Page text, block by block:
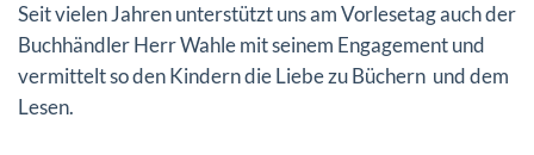
Seit vielen Jahren unterstützt uns am Vorlesetag auch der
Buchhändler Herr Wahle mit seinem Engagement und
vermittelt so den Kindern die Liebe zu Büchern und dem
Lesen.